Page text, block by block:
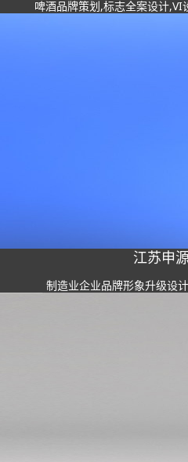
啤酒品牌策划,标志全案设计
江苏申
制造业企业品牌形象升级设